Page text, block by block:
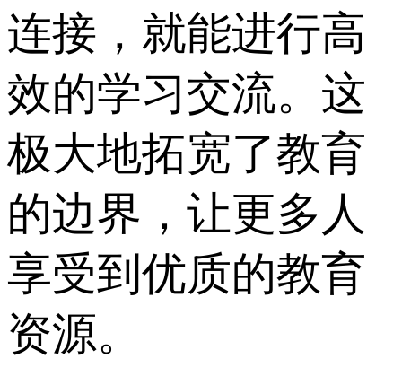
连接，就能进行高
效的学习交流。这
极大地拓宽了教育
的边界，让更多人
享受到优质的教育
资源。